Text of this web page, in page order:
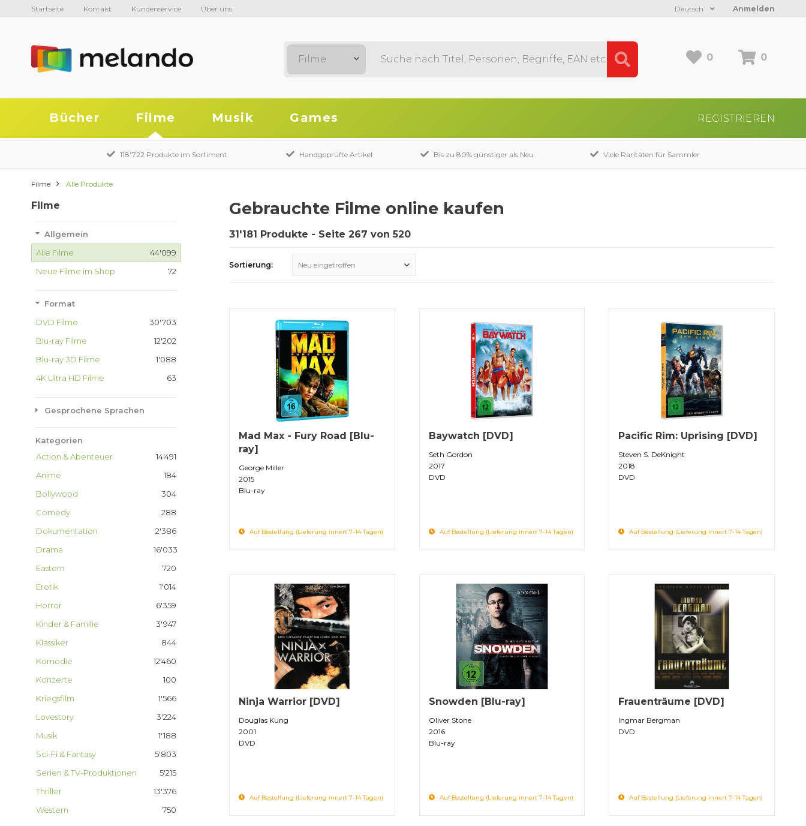
Startseite Kontakt Kundenservice Über uns Anmelden
Deutsch
0 0
Filme
Bücher Filme Musik Games REGISTRIEREN
118'722 Produkte im Sortiment Handgeprüfte Artikel Bis zu 80% günstiger als Neu Viele Raritäten für Sammler
Filme Alle Produkte
Filme
Allgemein
44'099
Alle Filme
72
Neue Filme im Shop
Format
30'703
DVD Filme
12'202
Blu-ray Filme
1'088
Blu-ray 3D Filme
63
4K Ultra HD Filme
Gesprochene Sprachen
Kategorien
14'491
Action & Abenteuer
184
Anime
304
Bollywood
288
Comedy
2'386
Dokumentation
16'033
Drama
720
Eastern
1'014
Erotik
6'359
Horror
3'947
Kinder & Familie
844
Klassiker
12'460
Komödie
100
Konzerte
1'566
Kriegsfilm
3'224
Lovestory
1'188
Musik
5'803
Sci-Fi & Fantasy
5'215
Serien & TV-Produktionen
13'376
Thriller
750
Western
Gebrauchte Filme online kaufen
31'181 Produkte - Seite 267 von 520
Sortierung: Neu eingetroffen
Mad Max - Fury Road [Blu-
ray]
George Miller
2015
Blu-ray
Auf Bestellung (Lieferung innert 7-14 Tagen)
Baywatch [DVD]
Seth Gordon
2017
DVD
Auf Bestellung (Lieferung innert 7-14 Tagen)
Pacific Rim: Uprising [DVD]
Steven S. DeKnight
2018
DVD
Auf Bestellung (Lieferung innert 7-14 Tagen)
Ninja Warrior [DVD]
Douglas Kung
2001
DVD
Auf Bestellung (Lieferung innert 7-14 Tagen)
Snowden [Blu-ray]
Oliver Stone
2016
Blu-ray
Auf Bestellung (Lieferung innert 7-14 Tagen)
Frauenträume [DVD]
Ingmar Bergman
DVD
Auf Bestellung (Lieferung innert 7-14 Tagen)